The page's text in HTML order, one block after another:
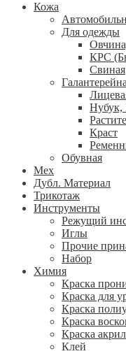
Кожа
Для одежды
КРС
Свиная
Краст
Обувная
Мех
Дубл. Материал
Трикотаж
Инструменты
Режущий
Иглы
Прочие
Набор
Химия
Краска
Краска для
Краска
Краска
Краска
Клей